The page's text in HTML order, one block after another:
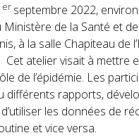
er septembre 2022,
de la Santé et
à la salle Chapiteau de
atelier visait à mettre
de l’épidémie. Les
différents rapports,
les données de
et vice versa.